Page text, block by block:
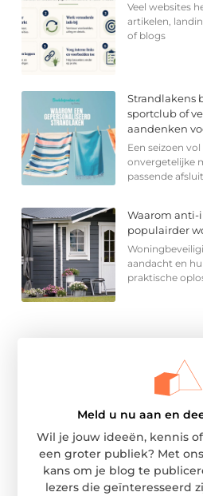
Veel websites
artikelen,
of blogs
Strandlakens
sportclub of
aandenken
Een seizoen
onvergetelijke
passende
Waarom anti-
populairder
aandacht en
praktische
Meld u nu aan en
Wil je jouw ideeën, kennis
een groter publiek? Met
kans om je blog te
lezers die geïnteresseerd